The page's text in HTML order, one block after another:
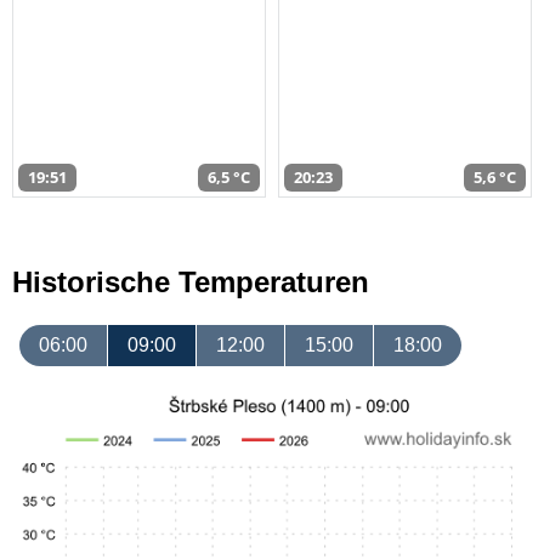
19:51 6,5 °C 20:23 5,6 °C
Historische Temperaturen
06:00 09:00 12:00 15:00 18:00